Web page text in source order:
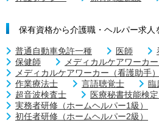
保有資格から介護職・ヘルパー求人
普通自動車免許一種 医師
保健師
メディカルケアワーカ
メディカルケアワーカー（看護助手
作業療法士
言語聴覚士
臨
超音波検査士
医療秘書技能検
実務者研修（ホームヘルパー1級）
初任者研修（ホームヘルパー2級）